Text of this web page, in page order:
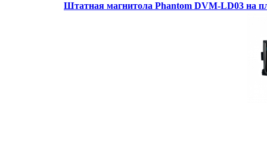
Штатная магнитола Phantom DVM-LD03 на